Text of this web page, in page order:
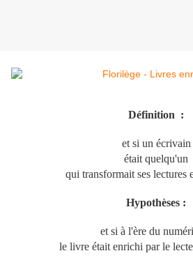
Définition :
et si un écrivain
était quelqu'un
qui transformait ses lectures
Hypothèses :
et si à l'ère du
le livre était enrichi par le